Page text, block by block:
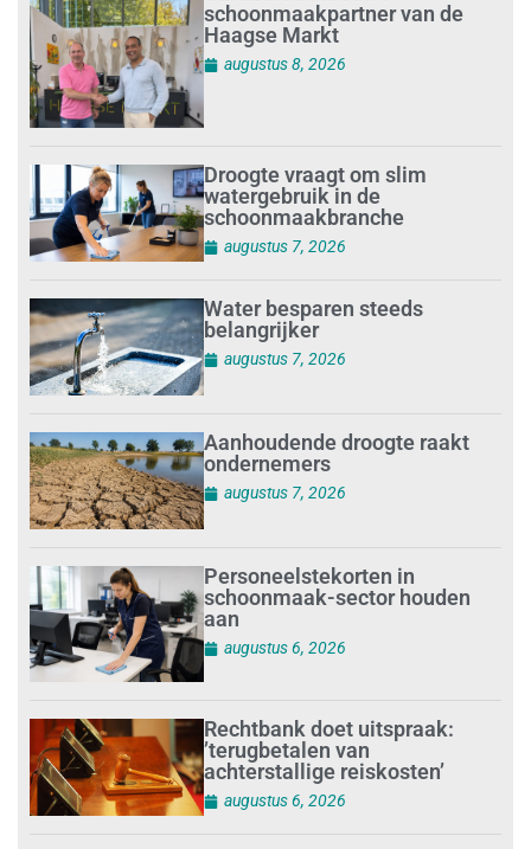
schoonmaakpartner van de
Haagse Markt
augustus 8, 2026
Droogte vraagt om slim
watergebruik in de
schoonmaakbranche
augustus 7, 2026
Water besparen steeds
belangrijker
augustus 7, 2026
Aanhoudende droogte raakt
ondernemers
augustus 7, 2026
Personeelstekorten in
schoonmaak-sector houden
aan
augustus 6, 2026
Rechtbank doet uitspraak:
’terugbetalen van
achterstallige reiskosten’
augustus 6, 2026